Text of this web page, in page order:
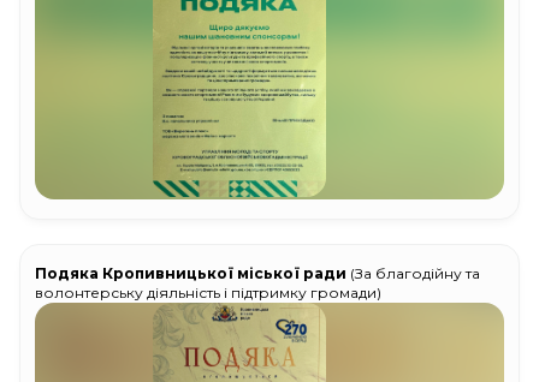
Подяка Кропивницької міської ради (За благодійну та
волонтерську діяльність і підтримку громади)